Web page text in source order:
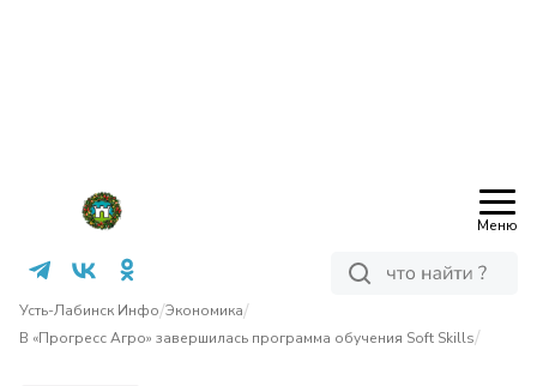
Меню
Усть-Лабинск Инфо/Экономика/
В «Прогресс Агро» завершилась программа обучения Soft Skills/